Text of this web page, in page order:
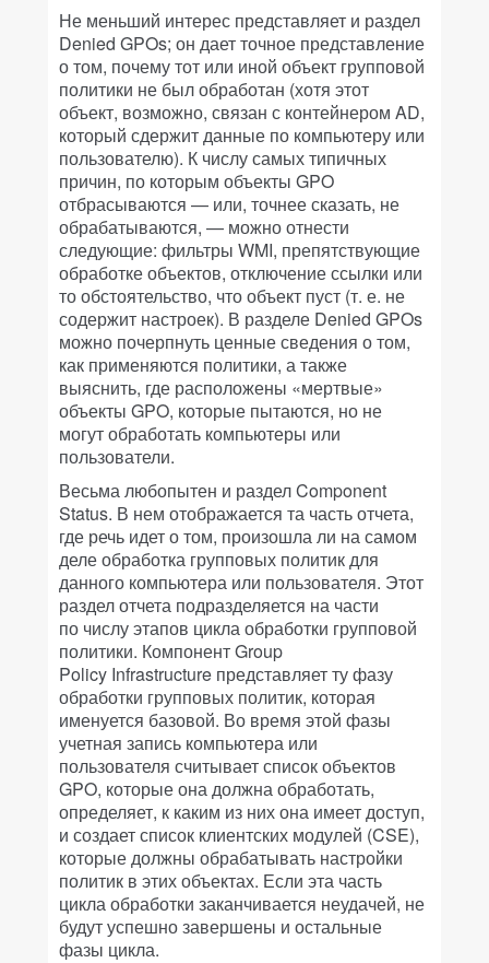
Не меньший интерес представляет и раздел
Denied GPOs; он дает точное представление
о том, почему тот или иной объект групповой
политики не был обработан (хотя этот
объект, возможно, связан с контейнером AD,
который сдержит данные по компьютеру или
пользователю). К числу самых типичных
причин, по которым объекты GPO
отбрасываются — или, точнее сказать, не
обрабатываются, — можно отнести
следующие: фильтры WMI, препятствующие
обработке объектов, отключение ссылки или
то обстоятельство, что объект пуст (т. е. не
содержит настроек). В разделе Denied GPOs
можно почерпнуть ценные сведения о том,
как применяются политики, а также
выяснить, где расположены «мертвые»
объекты GPO, которые пытаются, но не
могут обработать компьютеры или
пользователи.
Весьма любопытен и раздел Component
Status. В нем отображается та часть отчета,
где речь идет о том, произошла ли на самом
деле обработка групповых политик для
данного компьютера или пользователя. Этот
раздел отчета подразделяется на части
по числу этапов цикла обработки групповой
политики. Компонент Group
Policy Infrastructure представляет ту фазу
обработки групповых политик, которая
именуется базовой. Во время этой фазы
учетная запись компьютера или
пользователя считывает список объектов
GPO, которые она должна обработать,
определяет, к каким из них она имеет доступ,
и создает список клиентских модулей (CSE),
которые должны обрабатывать настройки
политик в этих объектах. Если эта часть
цикла обработки заканчивается неудачей, не
будут успешно завершены и остальные
фазы цикла.